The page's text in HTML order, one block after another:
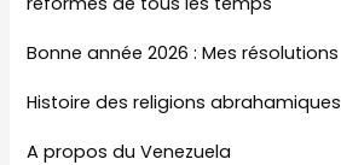
Bonne année 2026 : Mes résolutions
Histoire des religions abrahamiques
A propos du Venezuela